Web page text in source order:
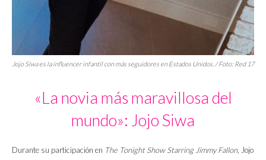
Jojo Siwa es lainfluencerinfantil con más seguidores en Estados Unidos. / Foto: Red 17
«La novia más maravillosa del
mundo»: Jojo Siwa
Durante su participación en The Tonight Show Starring Jimmy Fallon, Jojo